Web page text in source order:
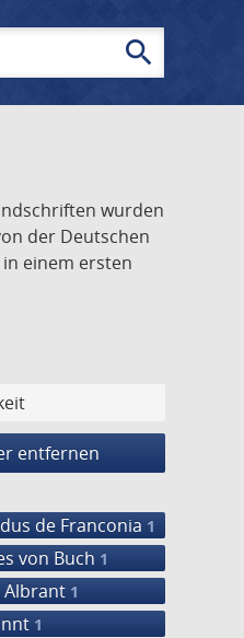
search
wurden
der Deutschen
einem ersten
entfernen
de Franconia 1
von Buch 1
Albrant 1
1